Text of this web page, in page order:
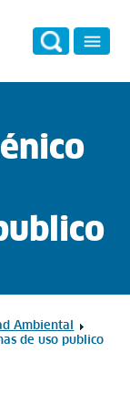
Ambiental
de uso publico